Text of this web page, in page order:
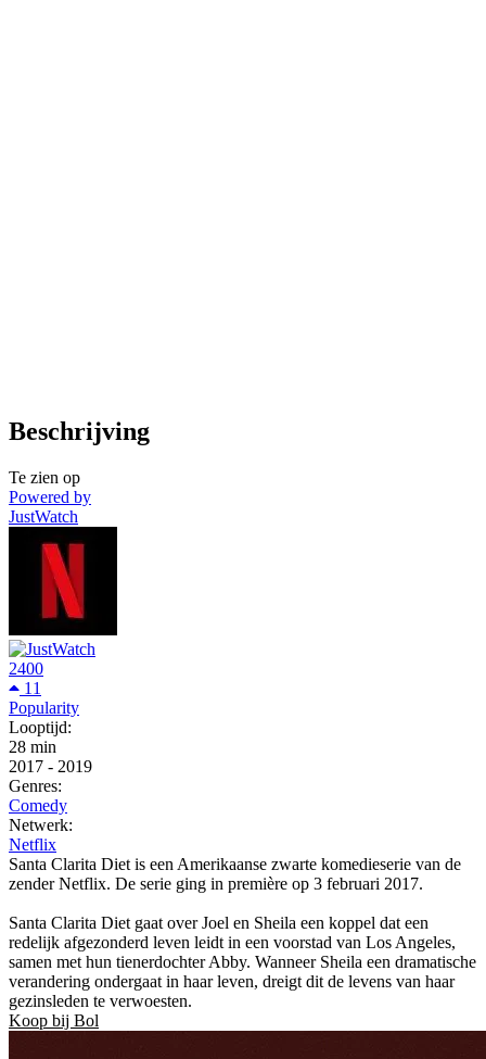
Beschrijving
Te zien op
Powered by
JustWatch
2400
11
Popularity
Looptijd:
28 min
2017 - 2019
Genres:
Comedy
Netwerk:
Netflix
Santa Clarita Diet is een Amerikaanse zwarte komedieserie van de
zender Netflix. De serie ging in première op 3 februari 2017.
Santa Clarita Diet gaat over Joel en Sheila een koppel dat een
redelijk afgezonderd leven leidt in een voorstad van Los Angeles,
samen met hun tienerdochter Abby. Wanneer Sheila een dramatische
verandering ondergaat in haar leven, dreigt dit de levens van haar
gezinsleden te verwoesten.
Koop bij Bol